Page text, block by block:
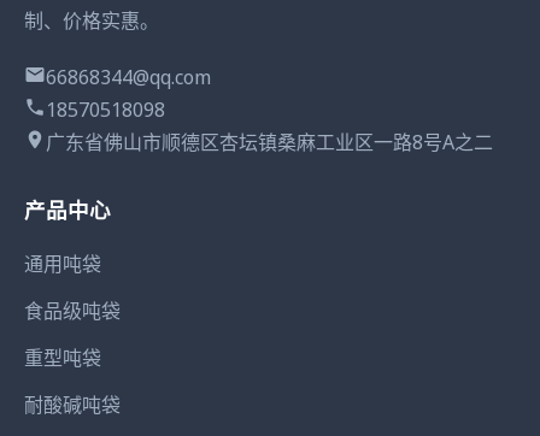
制、价格实惠。
66868344@qq.com
18570518098
广东省佛山市顺德区杏坛镇桑麻工业区一路8号A之二
产品中心
通用吨袋
食品级吨袋
重型吨袋
耐酸碱吨袋